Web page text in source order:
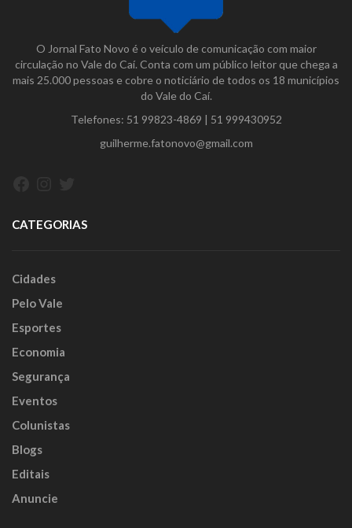
O Jornal Fato Novo é o veículo de comunicação com maior
circulação no Vale do Caí. Conta com um público leitor que chega a
mais 25.000 pessoas e cobre o noticiário de todos os 18 municípios
do Vale do Caí.
Telefones: 51 99823-4869 | 51 999430952
guilherme.fatonovo@gmail.com
CATEGORIAS
Cidades
Pelo Vale
Esportes
Economia
Segurança
Eventos
Colunistas
Blogs
Editais
Anuncie